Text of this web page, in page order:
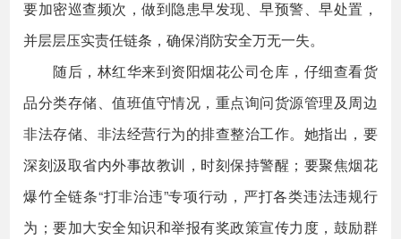
要加密巡查频次，做到隐患早发现、早预警、早处置，
并层层压实责任链条，确保消防安全万无一失。
随后，林红华来到资阳烟花公司仓库，仔细查看货
品分类存储、值班值守情况，重点询问货源管理及周边
非法存储、非法经营行为的排查整治工作。她指出，要
深刻汲取省内外事故教训，时刻保持警醒；要聚焦烟花
爆竹全链条“打非治违”专项行动，严打各类违法违规行
为；要加大安全知识和举报有奖政策宣传力度，鼓励群